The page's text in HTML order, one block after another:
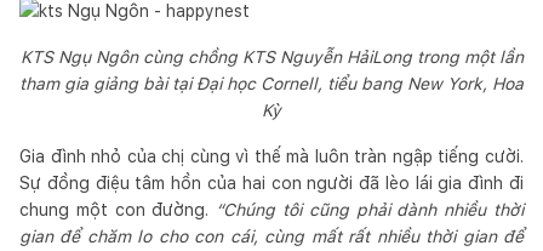
KTS Ngụ Ngôn cùng chồng KTS Nguyễn HảiLong trong một lần
tham gia giảng bài tại Đại học Cornell, tiểu bang New York, Hoa
Kỳ
Gia đình nhỏ của chị cùng vì thế mà luôn tràn ngập tiếng cười.
Sự đồng điệu tâm hồn của hai con người đã lèo lái gia đình đi
chung một con đường. “Chúng tôi cũng phải dành nhiều thời
gian để chăm lo cho con cái, cùng mất rất nhiều thời gian để